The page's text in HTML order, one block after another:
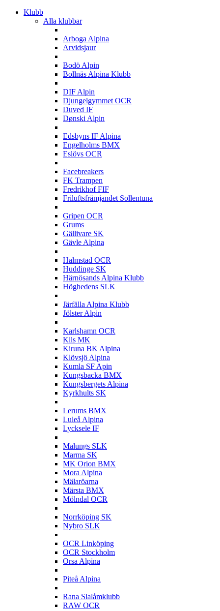
Klubb
Alla klubbar
Arboga Alpina
Arvidsjaur
Bodö Alpin
Bollnäs Alpina Klubb
DIF Alpin
Djungelgymmet OCR
Duved IF
Dønski Alpin
Edsbyns IF Alpina
Engelholms BMX
Eslövs OCR
Facebreakers
FK Trampen
Fredrikhof FIF
Friluftsfrämjandet Sollentuna
Gripen OCR
Grums
Gällivare SK
Gävle Alpina
Halmstad OCR
Huddinge SK
Härnösands Alpina Klubb
Höghedens SLK
Järfälla Alpina Klubb
Jölster Alpin
Karlshamn OCR
Kils MK
Kiruna BK Alpina
Klövsjö Alpina
Kumla SF Apin
Kungsbacka BMX
Kungsbergets Alpina
Kyrkhults SK
Lerums BMX
Luleå Alpina
Lycksele IF
Malungs SLK
Marma SK
MK Orion BMX
Mora Alpina
Mälaröarna
Märsta BMX
Mölndal OCR
Norrköping SK
Nybro SLK
OCR Linköping
OCR Stockholm
Orsa Alpina
Piteå Alpina
Rana Slalåmklubb
RAW OCR